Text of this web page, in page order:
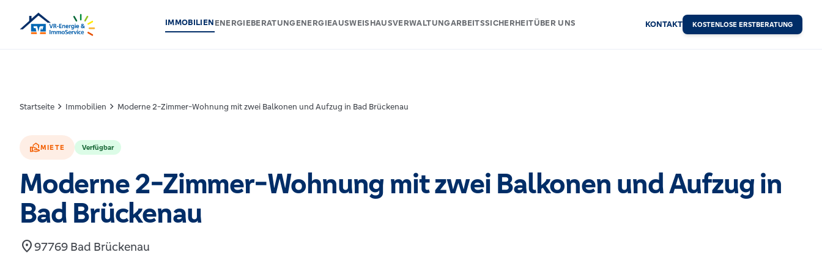
IMMOBILIENENERGIEBERATUNGENERGIEAUSWEISHAUSVERWALTUNGARBEITSSICHERHEITÜBER UNS KONTAKT KOSTENLOSE ERSTBERATUNG
Startseite chevron_right Immobilien chevron_right Moderne 2-Zimmer-Wohnung mit zwei Balkonen und Aufzug in Bad Brückenau
real_estate_agentMIETE Verfügbar
Moderne 2-Zimmer-Wohnung mit zwei Balkonen und Aufzug in
Bad Brückenau
location_on97769 Bad Brückenau